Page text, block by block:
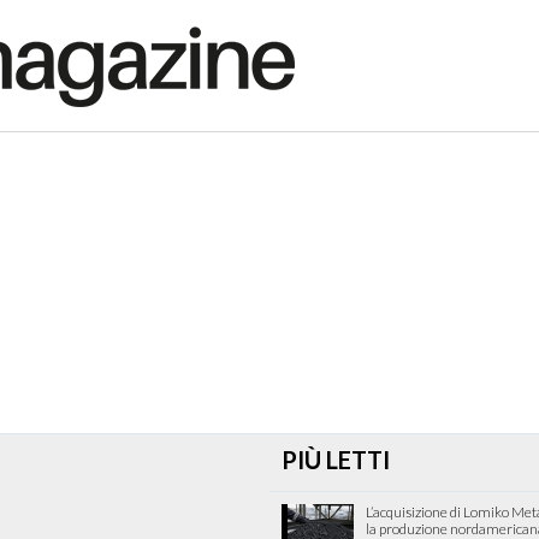
PIÙ LETTI
L’acquisizione di Lomiko
la produzione